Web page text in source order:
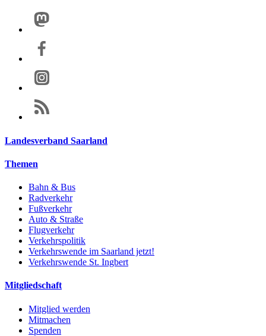
Landesverband Saarland
Themen
Bahn & Bus
Radverkehr
Fußverkehr
Auto & Straße
Flugverkehr
Verkehrspolitik
Verkehrswende im Saarland jetzt!
Verkehrswende St. Ingbert
Mitgliedschaft
Mitglied werden
Mitmachen
Spenden